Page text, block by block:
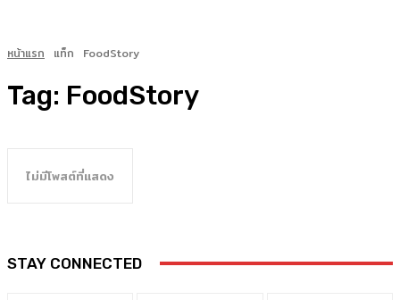
หน้าแรก แท็ก FoodStory
Tag: FoodStory
ไม่มีโพสต์ที่แสดง
STAY CONNECTED